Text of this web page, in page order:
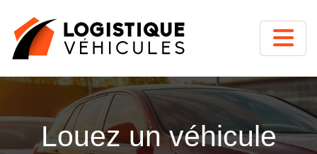
Louez un véhicule